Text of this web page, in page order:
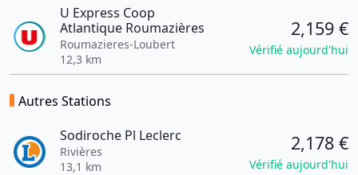
U Express Coop
Atlantique Roumazières
Roumazieres-Loubert
12,3 km
2,159 €
Vérifié aujourd'hui
Autres Stations
Sodiroche Pl Leclerc
Rivières
13,1 km
2,178 €
Vérifié aujourd'hui